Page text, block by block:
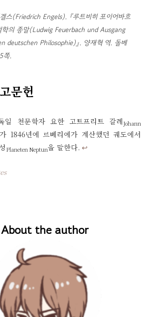
스(Friedrich Engels). 『루트비히 포이어바흐
학의 종말(Ludwig Feuerbach und Ausgang
deutschen Philosophie)』. 양재혁 역. 돌베
쪽.
문헌
일 천문학자 요한 고트프리트 갈레 Johann
가 1846년에 르베리에가 계산했던 궤도에서
Planeten Neptun을 말한다. ↩︎
About the author